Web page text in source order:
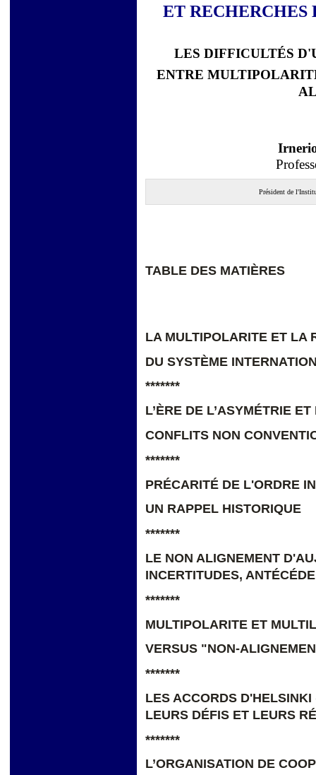
ET
LES DIFFICULTÉS
ENTRE
Président de
TABLE DES MATIÈRES
LA MULTIPOLARITE ET LA
DU SYSTÈME
*******
L’ÈRE DE L’ASYMÉTRIE ET
CONFLITS NON
*******
PRÉCARITÉ DE L'ORDRE
UN RAPPEL HISTORIQUE
*******
LE NON ALIGNEMENT
INCERTITUDES,
*******
MULTIPOLARITE ET
VERSUS "NON-
*******
LES ACCORDS
LEURS DÉFIS ET LEURS
*******
L’ORGANISATION DE